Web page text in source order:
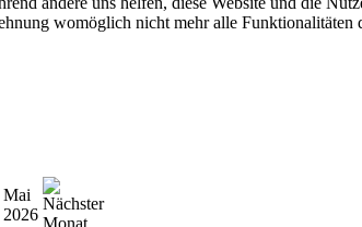
Mai
2026
womöglich nicht mehr alle Funktionalitäten